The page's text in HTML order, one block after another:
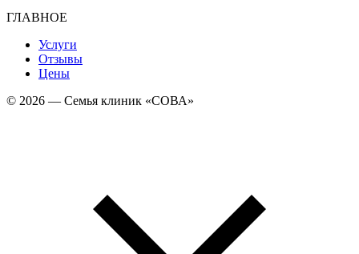
ГЛАВНОЕ
Услуги
Отзывы
Цены
© 2026 — Семья клиник «СОВА»